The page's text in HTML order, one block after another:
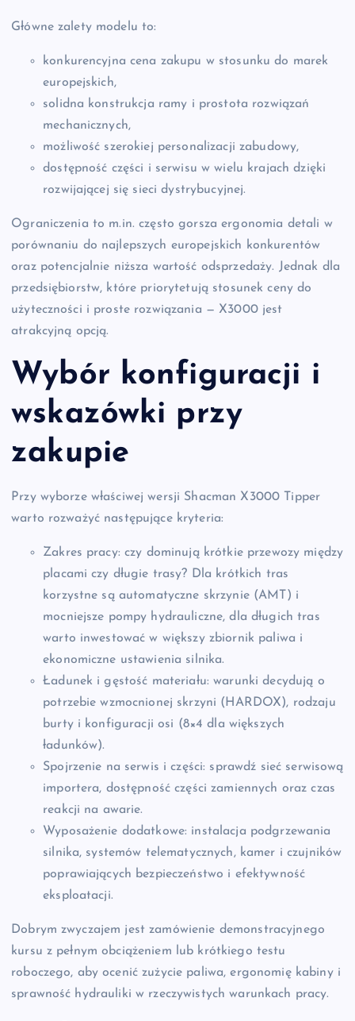
Główne zalety modelu to:
konkurencyjna cena zakupu w stosunku do marek
europejskich,
solidna konstrukcja ramy i prostota rozwiązań
mechanicznych,
możliwość szerokiej personalizacji zabudowy,
dostępność części i serwisu w wielu krajach dzięki
rozwijającej się sieci dystrybucyjnej.
Ograniczenia to m.in. często gorsza ergonomia detali w
porównaniu do najlepszych europejskich konkurentów
oraz potencjalnie niższa wartość odsprzedaży. Jednak dla
przedsiębiorstw, które priorytetują stosunek ceny do
użyteczności i proste rozwiązania — X3000 jest
atrakcyjną opcją.
Wybór konfiguracji i
wskazówki przy
zakupie
Przy wyborze właściwej wersji Shacman X3000 Tipper
warto rozważyć następujące kryteria:
Zakres pracy: czy dominują krótkie przewozy między
placami czy długie trasy? Dla krótkich tras
korzystne są automatyczne skrzynie (AMT) i
mocniejsze pompy hydrauliczne, dla długich tras
warto inwestować w większy zbiornik paliwa i
ekonomiczne ustawienia silnika.
Ładunek i gęstość materiału: warunki decydują o
potrzebie wzmocnionej skrzyni (HARDOX), rodzaju
burty i konfiguracji osi (8×4 dla większych
ładunków).
Spojrzenie na serwis i części: sprawdź sieć serwisową
importera, dostępność części zamiennych oraz czas
reakcji na awarie.
Wyposażenie dodatkowe: instalacja podgrzewania
silnika, systemów telematycznych, kamer i czujników
poprawiających bezpieczeństwo i efektywność
eksploatacji.
Dobrym zwyczajem jest zamówienie demonstracyjnego
kursu z pełnym obciążeniem lub krótkiego testu
roboczego, aby ocenić zużycie paliwa, ergonomię kabiny i
sprawność hydrauliki w rzeczywistych warunkach pracy.